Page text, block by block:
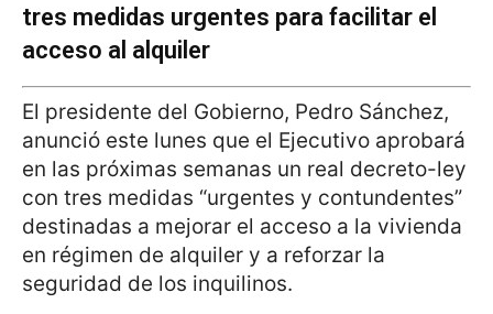
tres medidas urgentes para facilitar el
acceso al alquiler
El presidente del Gobierno, Pedro Sánchez,
anunció este lunes que el Ejecutivo aprobará
en las próximas semanas un real decreto-ley
con tres medidas “urgentes y contundentes”
destinadas a mejorar el acceso a la vivienda
en régimen de alquiler y a reforzar la
seguridad de los inquilinos.